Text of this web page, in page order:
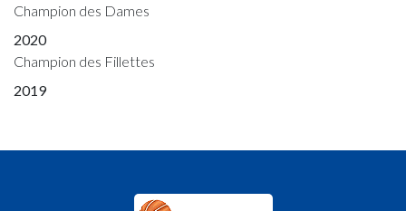
Champion des Dames
2020
Champion des Fillettes
2019
Vainqueur Coupe des Fillettes